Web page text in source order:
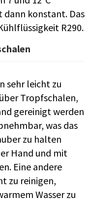
konstant. Das
R290.
sehr leicht zu
Tropfschalen,
gereinigt werden
was das
zu halten
Hand und mit
Eine andere
zu reinigen,
Wasser zu